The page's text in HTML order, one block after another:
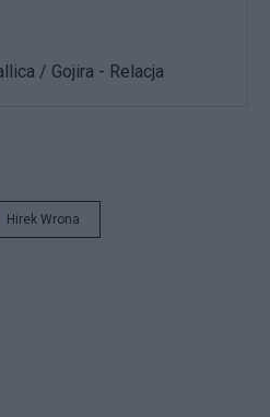
/ Gojira - Relacja
Hirek Wrona